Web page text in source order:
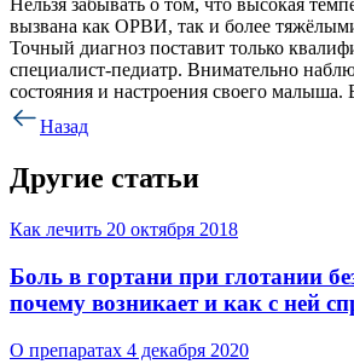
Нельзя забывать о том, что высокая
вызвана как ОРВИ, так и более
Точный диагноз поставит только
специалист-педиатр. Внимательно
состояния и настроения своего малыша.
Назад
Другие статьи
Как лечить 20 октября 2018
Боль в гортани при глотании
почему возникает и как с ней
О препаратах 4 декабря 2020